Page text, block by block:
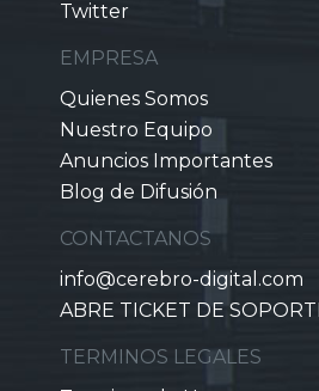
Twitter
EMPRESA
Quienes Somos
Nuestro Equipo
Anuncios Importantes
Blog de Difusión
CONTACTANOS
info@cerebro-digital.com
ABRE TICKET DE
TERMINOS LEGALES